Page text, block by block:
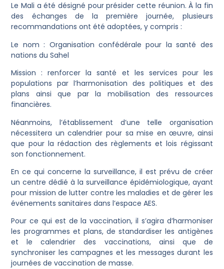
Le Mali a été désigné pour présider cette réunion. À la fin
des échanges de la première journée, plusieurs
recommandations ont été adoptées, y compris :
Le nom : Organisation confédérale pour la santé des
nations du Sahel
Mission : renforcer la santé et les services pour les
populations par l’harmonisation des politiques et des
plans ainsi que par la mobilisation des ressources
financières.
Néanmoins, l’établissement d’une telle organisation
nécessitera un calendrier pour sa mise en œuvre, ainsi
que pour la rédaction des règlements et lois régissant
son fonctionnement.
En ce qui concerne la surveillance, il est prévu de créer
un centre dédié à la surveillance épidémiologique, ayant
pour mission de lutter contre les maladies et de gérer les
événements sanitaires dans l’espace AES.
Pour ce qui est de la vaccination, il s’agira d’harmoniser
les programmes et plans, de standardiser les antigènes
et le calendrier des vaccinations, ainsi que de
synchroniser les campagnes et les messages durant les
journées de vaccination de masse.